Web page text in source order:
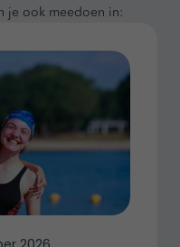
je ook meedoen in: